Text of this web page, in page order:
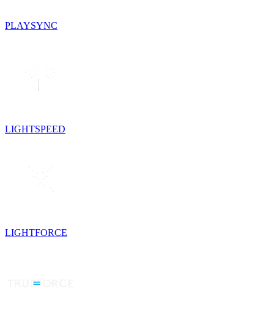
PLAYSYNC
LIGHTSPEED
LIGHTFORCE